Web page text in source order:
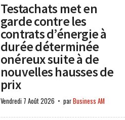
Testachats met en
garde contre les
contrats d’énergie à
durée déterminée
onéreux suite à de
nouvelles hausses de
prix
Vendredi 7 Août 2026 parBusiness AM